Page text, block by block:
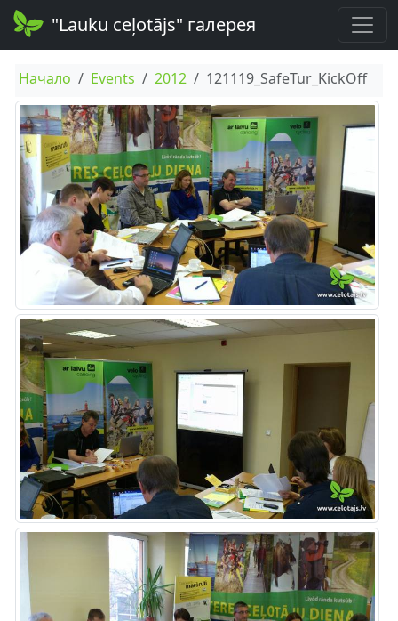
"Lauku ceļotājs" галерея
Начало Events 2012 121119_SafeTur_KickOff